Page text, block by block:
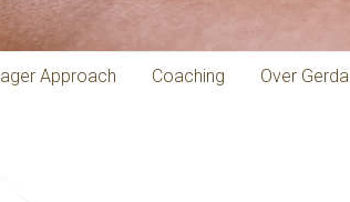
Approach Coaching Over Gerda